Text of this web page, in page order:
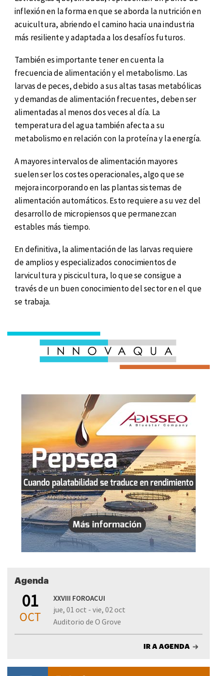
inflexión en la forma en que se aborda la nutrición en
acuicultura, abriendo el camino hacia una industria
más resiliente y adaptada a los desafíos futuros.
También es importante tener en cuenta la
frecuencia de alimentación y el metabolismo. Las
larvas de peces, debido a sus altas tasas metabólicas
y demandas de alimentación frecuentes, deben ser
alimentadas al menos dos veces al día. La
temperatura del agua también afecta a su
metabolismo en relación con la proteína y la energía.
A mayores intervalos de alimentación mayores
suelen ser los costes operacionales, algo que se
mejora incorporando en las plantas sistemas de
alimentación automáticos. Esto requiere a su vez del
desarrollo de micropiensos que permanezcan
estables más tiempo.
En definitiva, la alimentación de las larvas requiere
de amplios y especializados conocimientos de
larvicultura y piscicultura, lo que se consigue a
través de un buen conocimiento del sector en el que
se trabaja.
Agenda
01
OCT
XXVIII FOROACUI
jue, 01 oct - vie, 02 oct
Auditorio de O Grove
IR A AGENDA